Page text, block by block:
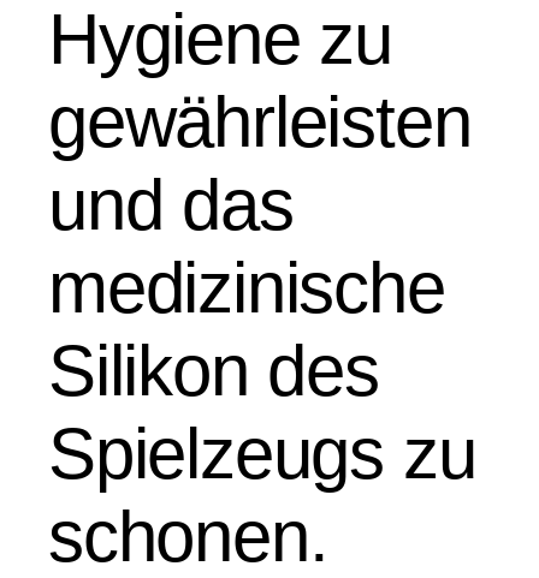
Hygiene zu
gewährleisten
und das
medizinische
Silikon des
Spielzeugs zu
schonen.